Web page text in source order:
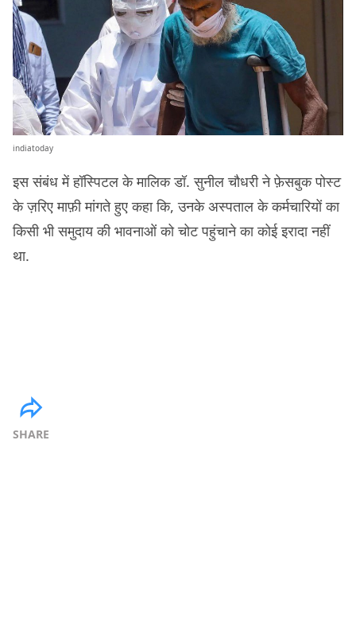
indiatoday
इस संबंध में हॉस्पिटल के मालिक डॉ. सुनील चौधरी ने फ़ेसबुक पोस्ट
के ज़रिए माफ़ी मांगते हुए कहा कि, उनके अस्पताल के कर्मचारियों का
किसी भी समुदाय की भावनाओं को चोट पहुंचाने का कोई इरादा नहीं
था.
SHARE